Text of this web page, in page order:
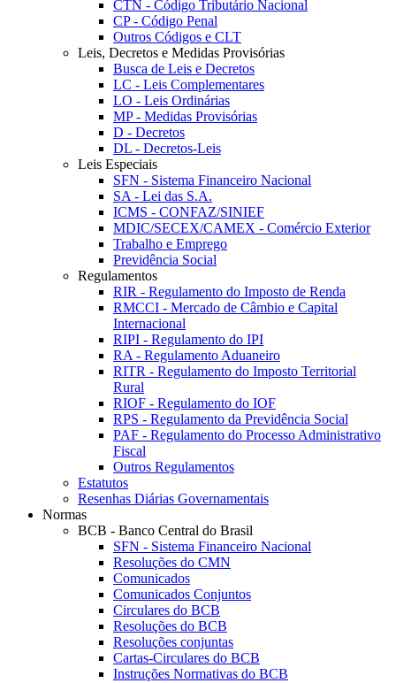
CTN - Código Tributário Nacional
CP - Código Penal
Outros Códigos e CLT
Leis, Decretos e Medidas Provisórias
Busca de Leis e Decretos
LC - Leis Complementares
LO - Leis Ordinárias
MP - Medidas Provisórias
D - Decretos
DL - Decretos-Leis
Leis Especiais
SFN - Sistema Financeiro Nacional
SA - Lei das S.A.
ICMS - CONFAZ/SINIEF
MDIC/SECEX/CAMEX - Comércio Exterior
Trabalho e Emprego
Previdência Social
Regulamentos
RIR - Regulamento do Imposto de Renda
RMCCI - Mercado de Câmbio e Capital
Internacional
RIPI - Regulamento do IPI
RA - Regulamento Aduaneiro
RITR - Regulamento do Imposto Territorial
Rural
RIOF - Regulamento do IOF
RPS - Regulamento da Previdência Social
PAF - Regulamento do Processo Administrativo
Fiscal
Outros Regulamentos
Estatutos
Resenhas Diárias Governamentais
Normas
BCB - Banco Central do Brasil
SFN - Sistema Financeiro Nacional
Resoluções do CMN
Comunicados
Comunicados Conjuntos
Circulares do BCB
Resoluções do BCB
Resoluções conjuntas
Cartas-Circulares do BCB
Instruções Normativas do BCB